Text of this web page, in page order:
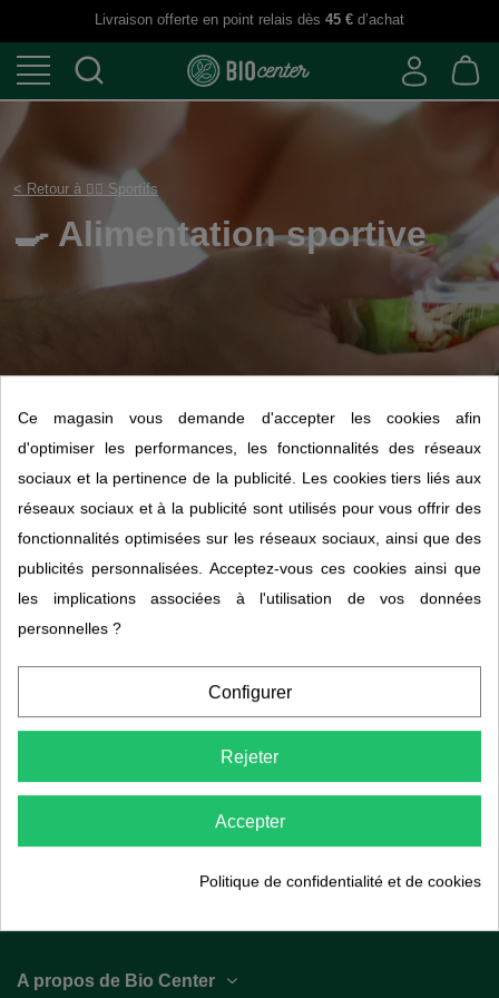
Livraison offerte en point relais dès 45 € d’achat
< Retour à 🏋️‍♀️ Sportifs
🍳 Alimentation
Choisir 1
GUAYAPI
A propos de Bio Center
Ce magasin vous demande d'accepter les cookies afin
d'optimiser les performances, les fonctionnalités des réseaux
sociaux et la pertinence de la publicité. Les cookies tiers liés aux
réseaux sociaux et à la publicité sont utilisés pour vous offrir des
fonctionnalités optimisées sur les réseaux sociaux, ainsi que des
publicités personnalisées. Acceptez-vous ces cookies ainsi que
les implications associées à l'utilisation de vos données
personnelles ?
Configurer
Rejeter
Accepter
Politique de confidentialité et de cookies